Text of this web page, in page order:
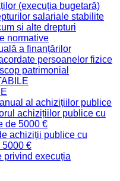
(execuția bugetară)
salariale stabilite
și alte drepturi
normative
a finanțărilor
persoanelor fizice
patrimonial
al achizițiilor publice
achizițiilor publice cu
de 5000 €
achiziții publice cu
5000 €
privind execuția